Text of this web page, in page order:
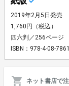
2019年2月5日発売
1,760円（税込）
四六判／256ページ
ISBN：978-4-08-
ネット書店で